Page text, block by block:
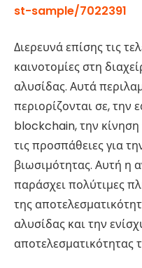
st-sample/7022391
Διερευνά επίσης τις
καινοτομίες στη
αλυσίδας. Αυτά
περιορίζονται σε, την
blockchain, την
τις προσπάθειες για
βιωσιμότητας. Αυτή η
παράσχει πολύτιμες
της
αλυσίδας και την
αποτελεσματικότητας